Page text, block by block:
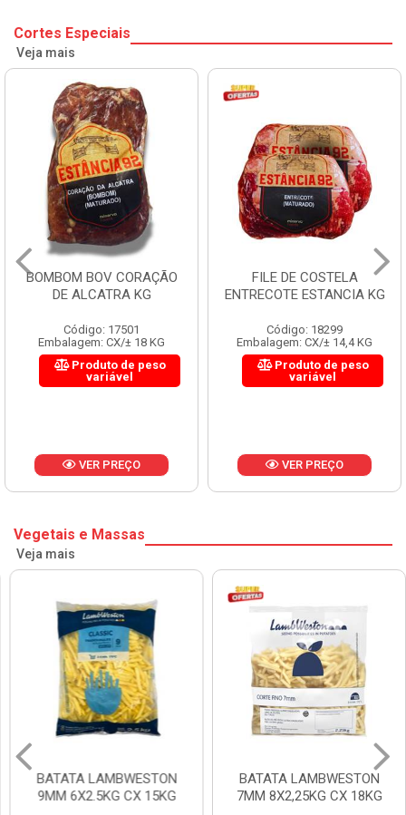
Cortes Especiais
Veja mais
BOMBOM BOV CORAÇÃO
DE ALCATRA KG
Código: 17501
Embalagem: CX/± 18 KG
Produto de peso
variável
VER PREÇO
FILE DE COSTELA
ENTRECOTE ESTANCIA KG
Código: 18299
Embalagem: CX/± 14,4 KG
Produto de peso
variável
VER PREÇO
Vegetais e Massas
Veja mais
BATATA LAMBWESTON
9MM 6X2.5KG CX 15KG
BATATA LAMBWESTON
7MM 8X2,25KG CX 18KG